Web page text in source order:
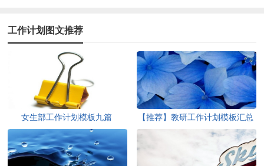
工作计划图文推荐
女生部工作计划模板九篇
【推荐】教研工作计划模板汇总